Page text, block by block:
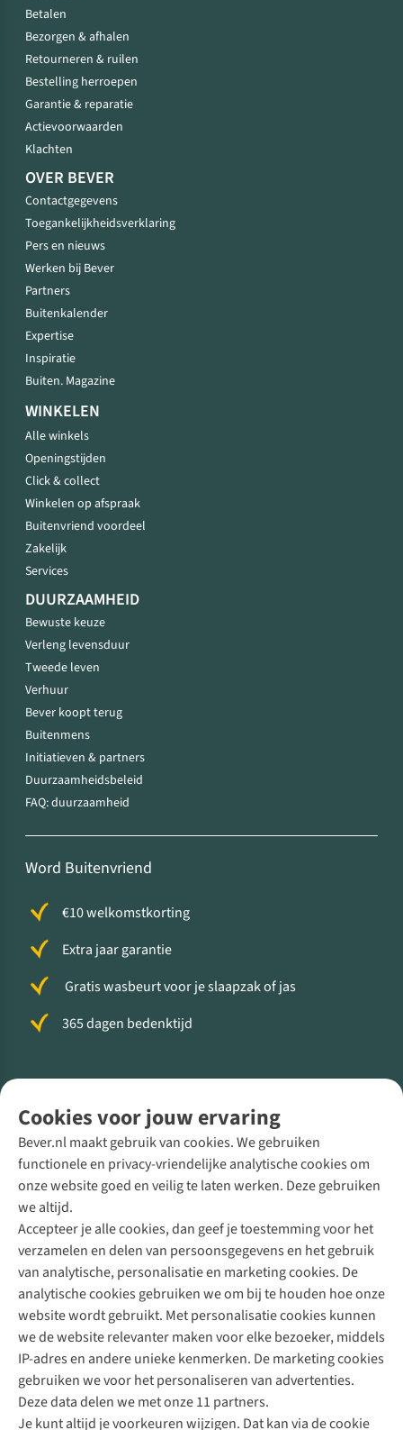
Cookies voor jouw ervaring
Bever.nl maakt gebruik van cookies. We gebruiken
functionele en privacy-vriendelijke analytische cookies om
onze website goed en veilig te laten werken. Deze gebruiken
we altijd.
Accepteer je alle cookies, dan geef je toestemming voor het
verzamelen en delen van persoonsgegevens en het gebruik
van analytische, personalisatie en marketing cookies. De
analytische cookies gebruiken we om bij te houden hoe onze
website wordt gebruikt. Met personalisatie cookies kunnen
we de website relevanter maken voor elke bezoeker, middels
IP-adres en andere unieke kenmerken. De marketing cookies
gebruiken we voor het personaliseren van advertenties.
Deze data delen we met onze 11 partners.
Je kunt altijd je voorkeuren wijzigen. Dat kan via de cookie
Betalen
Bezorgen & afhalen
Retourneren & ruilen
Bestelling herroepen
Garantie & reparatie
Actievoorwaarden
Klachten
OVER BEVER
Contactgegevens
Toegankelijkheidsverklaring
Pers en nieuws
Werken bij Bever
Partners
Buitenkalender
Expertise
Inspiratie
Buiten. Magazine
WINKELEN
Alle winkels
Openingstijden
Click & collect
Winkelen op afspraak
Buitenvriend voordeel
Zakelijk
Services
DUURZAAMHEID
Bewuste keuze
Verleng levensduur
Tweede leven
Verhuur
Bever koopt terug
Buitenmens
Initiatieven & partners
Duurzaamheidsbeleid
FAQ: duurzaamheid
Word Buitenvriend
€10 welkomstkorting
Extra jaar garantie
Gratis wasbeurt voor je slaapzak of jas
365 dagen bedenktijd
Direct advies van een Buitenexpert
+31 (0)85 888 50 88
+31 6 12 28 49 80
Contactformulier